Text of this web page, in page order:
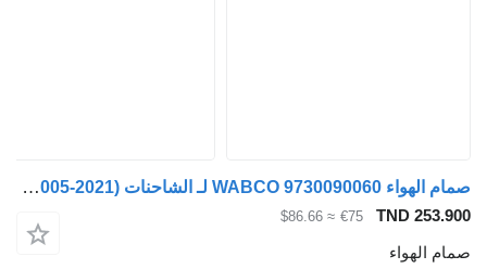
صمام الهواء WABCO 9730090060 لـ الشاحنات MAN TGL, TGM, TGS, TGX (2005-2021)
TND 253.900
€75
≈ $86.66
صمام الهواء